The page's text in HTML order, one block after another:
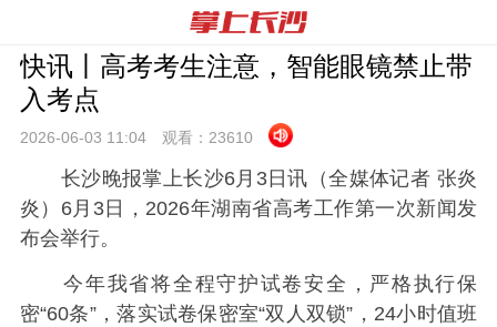
快讯丨高考考生注意，智能眼镜禁止带
入考点
2026-06-03 11:04 观看： 23610
长沙晚报掌上长沙6月3日讯（全媒体记者 张炎
炎）6月3日，2026年湖南省高考工作第一次新闻发
布会举行。
今年我省将全程守护试卷安全，严格执行保
密“60条”，落实试卷保密室“双人双锁”，24小时值班